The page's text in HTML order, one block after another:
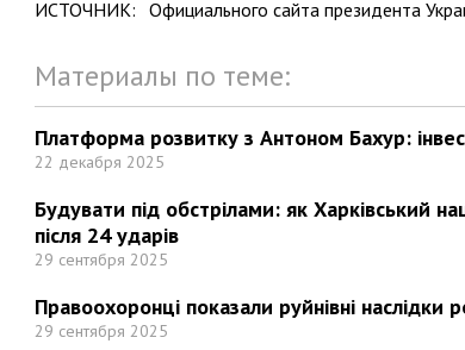
ИСТОЧНИК: Официального сайта президента
Материалы по теме:
Платформа розвитку з Антоном Бахур:
22 декабря 2025
Будувати під обстрілами: як Харківський
після 24 ударів
29 сентября 2025
Правоохоронці показали руйнівні наслідки
29 сентября 2025